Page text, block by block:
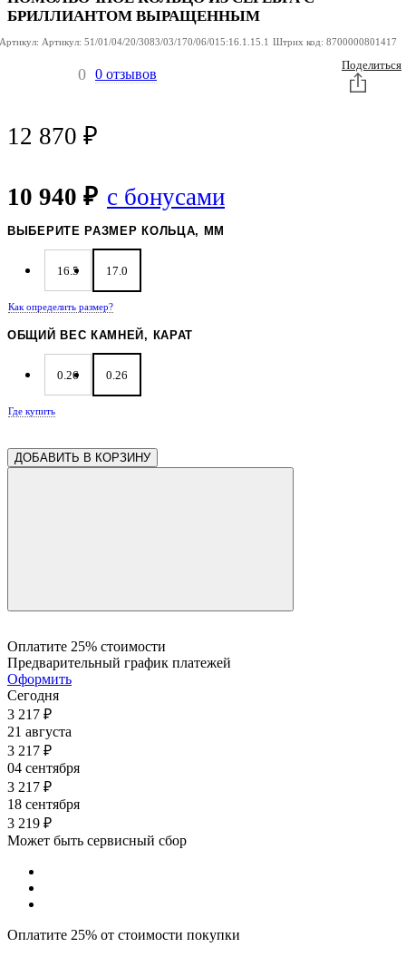
БРИЛЛИАНТОМ ВЫРАЩЕННЫМ
Артикул: Артикул: 51/01/04/20/3083/03/170/06/015:16.1.15.1 Штрих код: 8700000801417
0 0 отзывов
Поделиться
12 870 ₽
10 940 ₽ с бонусами
ВЫБЕРИТЕ РАЗМЕР КОЛЬЦА, ММ
16.5 17.0
Как определить размер?
ОБЩИЙ ВЕС КАМНЕЙ, КАРАТ
0.26 0.26
Где купить
ДОБАВИТЬ В КОРЗИНУ
Оплатите 25% стоимости
Предварительный график платежей
Оформить
Сегодня
3 217 ₽
21 августа
3 217 ₽
04 сентября
3 217 ₽
18 сентября
3 219 ₽
Может быть сервисный сбор
Оплатите 25% от стоимости покупки